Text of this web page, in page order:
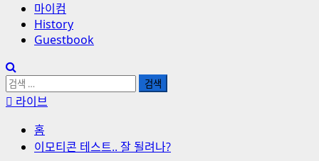
마이컴
History
Guestbook
검
색:라이브
홈
이모티콘 테스트.. 잘 될려나?